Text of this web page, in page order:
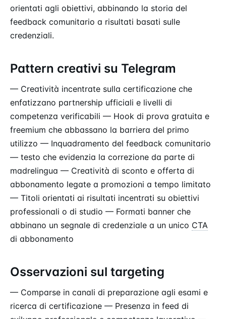
orientati agli obiettivi, abbinando la storia del
feedback comunitario a risultati basati sulle
credenziali.
Pattern creativi su Telegram
— Creatività incentrate sulla certificazione che
enfatizzano partnership ufficiali e livelli di
competenza verificabili — Hook di prova gratuita e
freemium che abbassano la barriera del primo
utilizzo — Inquadramento del feedback comunitario
— testo che evidenzia la correzione da parte di
madrelingua — Creatività di sconto e offerta di
abbonamento legate a promozioni a tempo limitato
— Titoli orientati ai risultati incentrati su obiettivi
professionali o di studio — Formati banner che
abbinano un segnale di credenziale a un unico CTA
di abbonamento
Osservazioni sul targeting
— Comparse in canali di preparazione agli esami e
ricerca di certificazione — Presenza in feed di